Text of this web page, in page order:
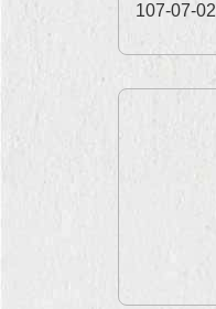
107-07-02